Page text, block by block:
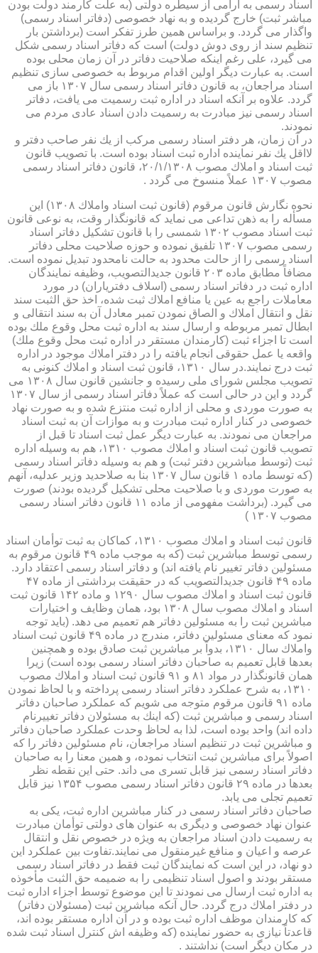
اسناد رسمی به آرامی از سیطره دولتی (به علت كارمند دولت بودن
مباشر ثبت) خارج گردیده و به نهاد خصوصی (دفاتر اسناد رسمی)
واگذار می گردد. و براساس همین طرز تفكر است (برداشتن بار
تنظیم سند از روی دوش دولت) است كه دفاتر اسناد رسمی شكل
می گیرد، علی رغم اینكه صلاحیت دفاتر در آن زمان محلی بوده
است. به عبارت دیگر اولین اقدام مربوط به خصوصی سازی تنظیم
اسناد مراجعان، به قانون دفاتر اسناد رسمی سال ۱۳۰۷ باز می
گردد. علاوه بر آنكه اسناد در اداره ثبت رسمیت می یافت، دفاتر
اسناد رسمی نیز مبادرت به رسمیت دادن اسناد عادی مردم می
نمودند.
در آن زمان، هر دفتر اسناد رسمی مركب از یك نفر صاحب دفتر و
لااقل یك نفر نماینده اداره ثبت اسناد بوده است. با تصویب قانون
ثبت اسناد و املاك مصوب ۲۰/۱/۱۳۰۸، قانون دفاتر اسناد رسمی
مصوب ۱۳۰۷ عملاً منسوخ می گردد .
نحوه نگارش قانون مرقوم (قانون ثبت اسناد واملاك ۱۳۰۸) این
مسأله را به ذهن تداعی می نماید كه قانونگذار وقت، به نوعی قانون
ثبت اسناد مصوب ۱۳۰۲ شمسی را با قانون تشكیل دفاتر اسناد
رسمی مصوب ۱۳۰۷ تلفیق نموده و حوزه صلاحیت محلی دفاتر
اسناد رسمی را از حالت محدود به حالت نامحدود تبدیل نموده است.
مضافاً مطابق ماده ۲۰۳ قانون جدیدالتصویب، وظیفه نمایندگان
اداره ثبت در دفاتر اسناد رسمی (اسلاف دفتریاران) در مورد
معاملات راجع به عین یا منافع املاك ثبت شده، اخذ حق الثبت سند
نقل و انتقال املاك و الصاق نمودن تمبر معادل آن به سند انتقالی و
ابطال تمبر مربوطه و ارسال سند به اداره ثبت محل وقوع ملك بوده
است تا اجزاء ثبت (كارمندان مستقر در اداره ثبت محل وقوع ملك)
واقعه یا عمل حقوقی انجام یافته را در دفتر املاك موجود در اداره
ثبت درج نمایند.در سال ۱۳۱۰، قانون ثبت اسناد و املاك كنونی به
تصویب مجلس شورای ملی رسیده و جانشین قانون سال ۱۳۰۸ می
گردد و این در حالی است كه عملاً دفاتر اسناد رسمی از سال ۱۳۰۷
به صورت موردی و محلی از اداره ثبت منتزع شده و به صورت نهاد
خصوصی در كنار اداره ثبت مبادرت و به موازات آن به ثبت اسناد
مراجعان می نمودند. به عبارت دیگر عمل ثبت اسناد تا قبل از
تصویب قانون ثبت اسناد و املاك مصوب ۱۳۱۰، هم به وسیله اداره
ثبت (توسط مباشرین دفتر ثبت) و هم به وسیله دفاتر اسناد رسمی
(كه توسط ماده ۱ قانون سال ۱۳۰۷ بنا به صلاحدید وزیر عدلیه، آنهم
به صورت موردی و با صلاحیت محلی تشكیل گردیده بودند) صورت
می گیرد. (برداشت مفهومی از ماده ۱۱ قانون دفاتر اسناد رسمی
مصوب ۱۳۰۷ )
قانون ثبت اسناد و املاك مصوب ۱۳۱۰، كماكان به ثبت توأمان اسناد
رسمی توسط مباشرین ثبت (كه به موجب ماده ۴۹ قانون مرقوم به
مسئولین دفاتر تغییر نام یافته اند) و دفاتر اسناد رسمی اعتقاد دارد.
ماده ۴۹ قانون جدیدالتصویب كه در حقیقت برداشتی از ماده ۴۷
قانون ثبت اسناد و املاك مصوب سال ۱۲۹۰ و ماده ۱۴۲ قانون ثبت
اسناد و املاك مصوب سال ۱۳۰۸ بود، همان وظایف و اختیارات
مباشرین ثبت را به مسئولین دفاتر هم تعمیم می دهد. (باید توجه
نمود كه معنای مسئولین دفاتر، مندرج در ماده ۴۹ قانون ثبت اسناد
واملاك سال ۱۳۱۰، بدواً بر مباشرین ثبت صادق بوده و همچنین
بعدها قابل تعمیم به صاحبان دفاتر اسناد رسمی بوده است) زیرا
همان قانونگذار در مواد ۸۱ و ۹۱ قانون ثبت اسناد و املاك مصوب
۱۳۱۰، به شرح عملكرد دفاتر اسناد رسمی پرداخته و با لحاظ نمودن
ماده ۹۱ قانون مرقوم متوجه می شویم كه عملكرد صاحبان دفاتر
اسناد رسمی و مباشرین ثبت (كه اینك به مسئولان دفاتر تغییرنام
داده اند) واحد بوده است، لذا به لحاظ وحدت عملكرد صاحبان دفاتر
و مباشرین ثبت در تنظیم اسناد مراجعان، نام مسئولین دفاتر را كه
اصولاً برای مباشرین ثبت انتخاب نموده، و همین معنا را به صاحبان
دفاتر اسناد رسمی نیز قابل تسری می داند. حتی این نقطه نظر
بعدها در ماده ۲۹ قانون دفاتر اسناد رسمی مصوب ۱۳۵۴ نیز قابل
تعمیم تجلی می یابد.
صاحبان دفاتر اسناد رسمی در كنار مباشرین اداره ثبت، یكی به
عنوان نهاد خصوصی و دیگری به عنوان های دولتی توأمان مبادرت
به رسمیت دادن اسناد مراجعان به ویژه در خصوص نقل و انتقال
عرصه و اعیان و منافع غیرمنقول می نمایند.تفاوت بین عملكرد این
دو نهاد، در این است كه نمایندگان ثبت فقط در دفاتر اسناد رسمی
مستقر بودند و اصول اسناد تنظیمی را به ضمیمه حق الثبت مأخوذه
به اداره ثبت ارسال می نمودند تا این موضوع توسط اجزاء اداره ثبت
در دفتر املاك درج گردد. حال آنكه مباشرین ثبت (مسئولان دفاتر)
كه كارمندان موظف اداره ثبت بوده و در آن اداره مستقر بوده اند،
قاعدتاً نیازی به حضور نماینده (كه وظیفه اش كنترل اسناد ثبت شده
در مكان دیگر است) نداشتند .